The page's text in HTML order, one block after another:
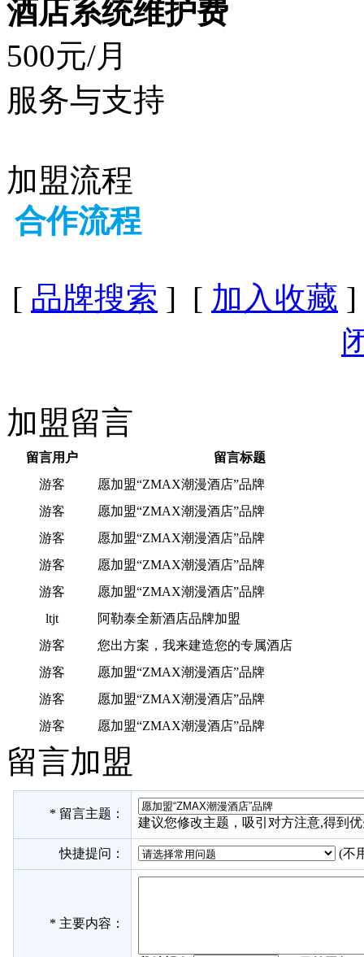
酒店系统维护费
500元/月
服务与支持
加盟流程
合作流程
[ 品牌搜索 ] [ 加入收藏
加盟留言
留言用户
留言标题
游客
愿加盟“ZMAX潮漫酒店”品牌
游客
愿加盟“ZMAX潮漫酒店”品牌
游客
愿加盟“ZMAX潮漫酒店”品牌
游客
愿加盟“ZMAX潮漫酒店”品牌
游客
愿加盟“ZMAX潮漫酒店”品牌
ltjt
阿勒泰全新酒店品牌加盟
游客
您出方案，我来建造您的专属酒店
游客
愿加盟“ZMAX潮漫酒店”品牌
游客
愿加盟“ZMAX潮漫酒店”品牌
游客
愿加盟“ZMAX潮漫酒店”品牌
留言加盟